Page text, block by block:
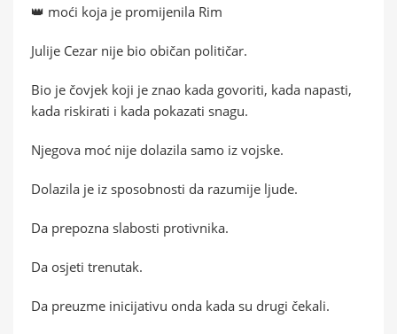
👑 moći koja je promijenila Rim
Julije Cezar nije bio običan političar.
Bio je čovjek koji je znao kada govoriti, kada napasti,
kada riskirati i kada pokazati snagu.
Njegova moć nije dolazila samo iz vojske.
Dolazila je iz sposobnosti da razumije ljude.
Da prepozna slabosti protivnika.
Da osjeti trenutak.
Da preuzme inicijativu onda kada su drugi čekali.